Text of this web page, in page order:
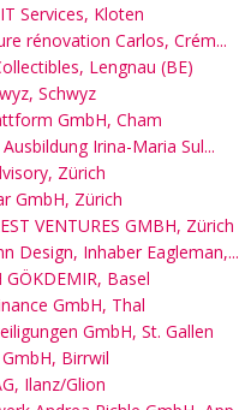
Services, Kloten
rénovation Carlos, Crém...
Lengnau (BE)
Schwyz
GmbH, Cham
Irina-Maria Sul...
Zürich
GmbH, Zürich
VENTURES GMBH, Zürich
Design, Inhaber Eagleman,...
GÖKDEMIR, Basel
GmbH, Thal
GmbH, St. Gallen
Birrwil
Ilanz/Glion